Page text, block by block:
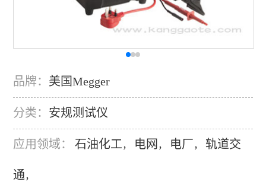
品牌： 美国Megger
分类： 安规测试仪
应用领域： 石油化工， 电网 ， 电厂， 轨道交
通，